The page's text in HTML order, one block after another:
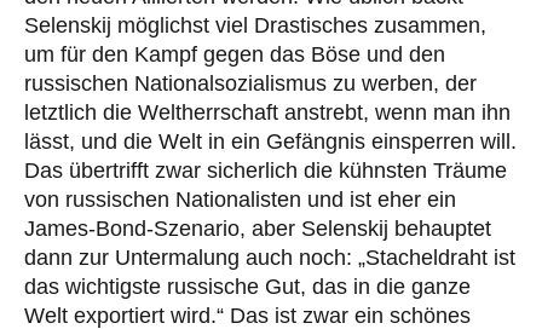
Selenskij möglichst viel Drastisches zusammen,
um für den Kampf gegen das Böse und den
russischen Nationalsozialismus zu werben, der
letztlich die Weltherrschaft anstrebt, wenn man ihn
lässt, und die Welt in ein Gefängnis einsperren will.
Das übertrifft zwar sicherlich die kühnsten Träume
von russischen Nationalisten und ist eher ein
James-Bond-Szenario, aber Selenskij behauptet
dann zur Untermalung auch noch: „Stacheldraht ist
das wichtigste russische Gut, das in die ganze
Welt exportiert wird.“ Das ist zwar ein schönes